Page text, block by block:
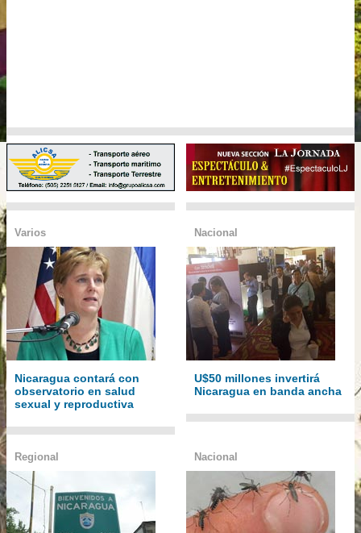
Varios
Nicaragua contará con
observatorio en salud
sexual y reproductiva
Nacional
U$50 millones invertirá
Nicaragua en banda ancha
Regional Nacional